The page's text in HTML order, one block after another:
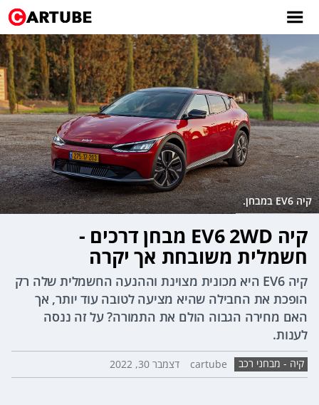
קיה EV6 במבחן.
קיה EV6 2WD מבחן דרכים -
חשמלית משובחת אך יקרה
קיה EV6 היא מכונית מצוינת וההנעה החשמלית שלה רק
הופכת את החבילה שהיא מציעה לטובה עוד יותר, אך
האם מחירה הגבוה הולם את התמורה? על זה ננסה
לענות.
קיה - מבחני רכב cartube דצמבר 30, 2022